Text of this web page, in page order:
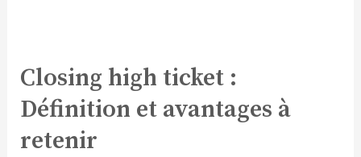
Closing high ticket :
Définition et avantages à
retenir
Closing
high
ticket :
et